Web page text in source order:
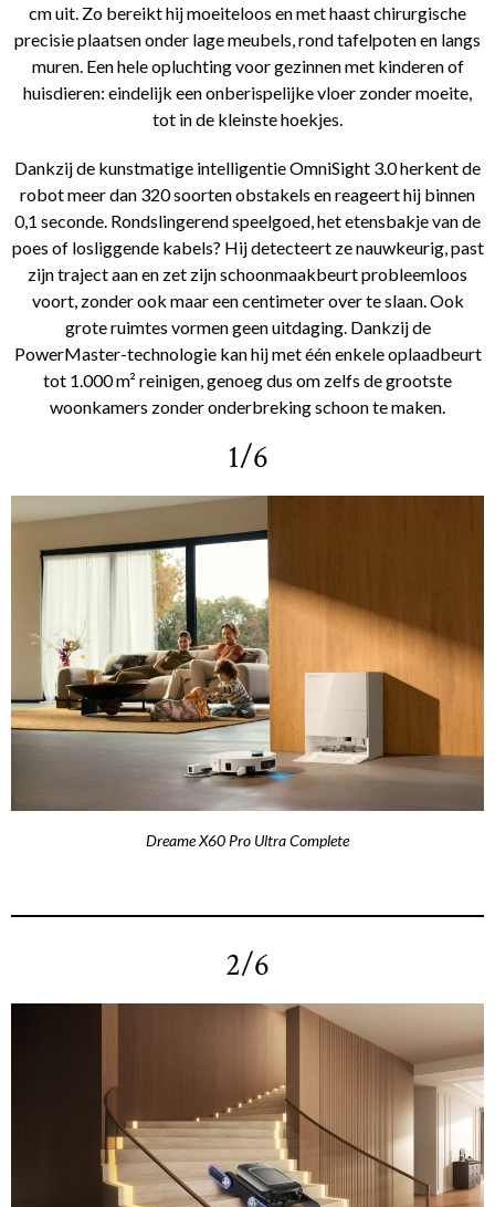
cm uit. Zo bereikt hij moeiteloos en met haast chirurgische
precisie plaatsen onder lage meubels, rond tafelpoten en langs
muren. Een hele opluchting voor gezinnen met kinderen of
huisdieren: eindelijk een onberispelijke vloer zonder moeite,
tot in de kleinste hoekjes.
Dankzij de kunstmatige intelligentie OmniSight 3.0 herkent de
robot meer dan 320 soorten obstakels en reageert hij binnen
0,1 seconde. Rondslingerend speelgoed, het etensbakje van de
poes of losliggende kabels? Hij detecteert ze nauwkeurig, past
zijn traject aan en zet zijn schoonmaakbeurt probleemloos
voort, zonder ook maar een centimeter over te slaan. Ook
grote ruimtes vormen geen uitdaging. Dankzij de
PowerMaster-technologie kan hij met één enkele oplaadbeurt
tot 1.000 m² reinigen, genoeg dus om zelfs de grootste
woonkamers zonder onderbreking schoon te maken.
1/6
Dreame X60 Pro Ultra Complete
2/6